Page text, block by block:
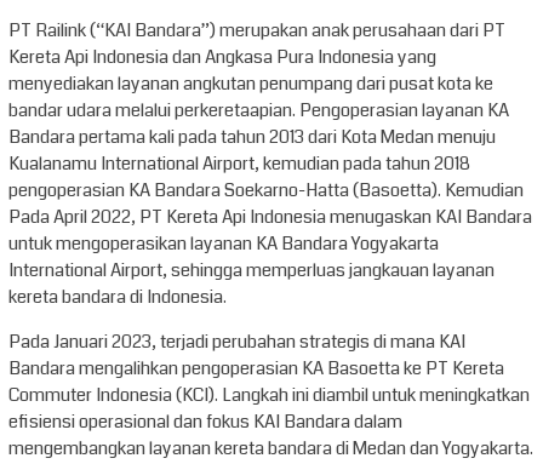
PT Railink (“KAI Bandara”) merupakan anak perusahaan dari PT
Kereta Api Indonesia dan Angkasa Pura Indonesia yang
menyediakan layanan angkutan penumpang dari pusat kota ke
bandar udara melalui perkeretaapian. Pengoperasian layanan KA
Bandara pertama kali pada tahun 2013 dari Kota Medan menuju
Kualanamu International Airport, kemudian pada tahun 2018
pengoperasian KA Bandara Soekarno-Hatta (Basoetta). Kemudian
Pada April 2022, PT Kereta Api Indonesia menugaskan KAI Bandara
untuk mengoperasikan layanan KA Bandara Yogyakarta
International Airport, sehingga memperluas jangkauan layanan
kereta bandara di Indonesia.
Pada Januari 2023, terjadi perubahan strategis di mana KAI
Bandara mengalihkan pengoperasian KA Basoetta ke PT Kereta
Commuter Indonesia (KCI). Langkah ini diambil untuk meningkatkan
efisiensi operasional dan fokus KAI Bandara dalam
mengembangkan layanan kereta bandara di Medan dan Yogyakarta.